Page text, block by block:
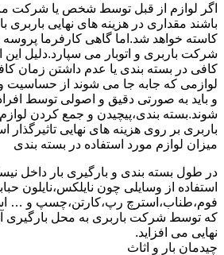
اگر لوازم از قبل توسط شخص یا شرکت
باشند مقداری در هزینه های نهایی باربری
کاسته خواهد شد.اما گاهی کارفرما پروسه
شرکت باربری و اتوبار می سپارد.دلیل
کافی در بسته بندی یا عدم داشتن زمان
لوازمی که جابه جا می شوند از حساسیت
و باید به صورتی دقیق و اصولی توسط
شوند.بسته بندی،پیچیدن و جمع کردن
باربری بر روی هزینه های نهایی تاثیرگذار
میزان لوازم مورد استفاده در بسته بندی
در طول بسته بندی و بارگیری بار داخل
استفاده از وسایلی چون نایلکس،نایلون
فوم،طناب،استرچ رپ،کارتن،چسپ و …
که توسط شرکت باربری به محل بارگیری
نهایی می افزاید.
چیدمان بار و اثاث